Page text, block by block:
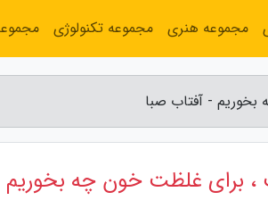
بخوریم - آفتاب صبا
، برای غلظت خون چه بخوریم
مجموعه هنری مجموعه تکنولوژی